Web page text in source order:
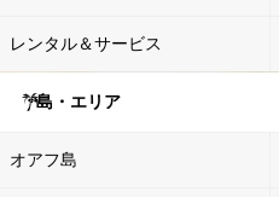
レンタル＆サービス
島・エリア
オアフ島